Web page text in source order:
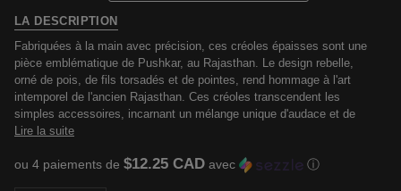
LA DESCRIPTION
Fabriquées à la main avec précision, ces créoles épaisses sont une
pièce emblématique de Pushkar, au Rajasthan. Le design rebelle,
orné de pois, de fils torsadés et de pointes, rend hommage à l'art
intemporel de l'ancien Rajasthan. Ces créoles transcendent les
simples accessoires, incarnant un mélange unique d'audace et de
Lire la suite
ou 4 paiements de $12.25 CAD avec ⓘ